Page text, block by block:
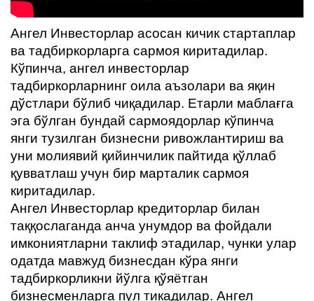
Фойдаланиш
Лойиҳа
ҳақида
Алоқа
Ангел Инвесторлар асосан кичик стартаплар
ва тадбиркорларга сармоя киритадилар.
Кўпинча, ангел инвесторлар
тадбиркорларнинг оила аъзолари ва яқин
дўстлари бўлиб чиқадилар. Етарли маблағга
эга бўлган бундай сармоядорлар кўпинча
янги тузилган бизнесни ривожлантириш ва
уни молиявий қийинчилик пайтида қўллаб
қувватлаш учун бир марталик сармоя
киритадилар.
Ангел Инвесторлар кредиторлар билан
таққослаганда анча унумдор ва фойдали
имкониятларни таклиф этадилар, чунки улар
одатда мавжуд бизнесдан кўра янги
тадбиркорликни йўлга қўяётган
бизнесменларга пул тикадилар. Ангел